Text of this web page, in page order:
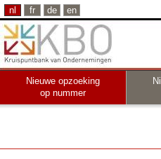
nl fr de en
Nieuwe opzoeking
op nummer